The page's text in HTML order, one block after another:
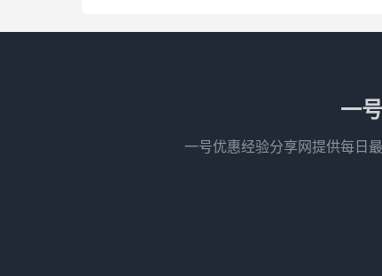
一
一号优惠经验分享网提供每日